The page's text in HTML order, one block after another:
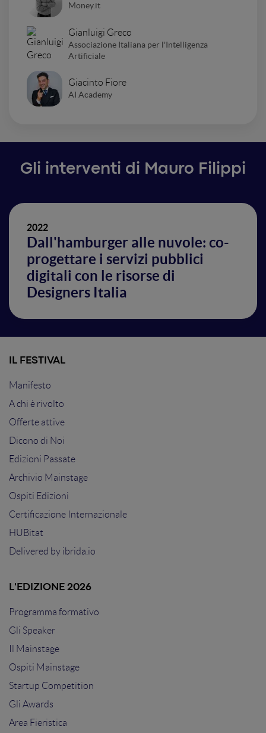
Money.it
Gianluigi Greco
Associazione Italiana per l'Intelligenza
Artificiale
Giacinto Fiore
AI Academy
Gli interventi di Mauro Filippi
2022
Dall'hamburger alle nuvole: co-
progettare i servizi pubblici
digitali con le risorse di
Designers Italia
IL FESTIVAL
Manifesto
A chi è rivolto
Offerte attive
Dicono di Noi
Edizioni Passate
Archivio Mainstage
Ospiti Edizioni
Certificazione Internazionale
HUBitat
Delivered by ibrida.io
L'EDIZIONE 2026
Programma formativo
Gli Speaker
Il Mainstage
Ospiti Mainstage
Startup Competition
Gli Awards
Area Fieristica